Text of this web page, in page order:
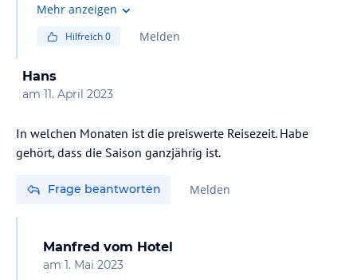
Mehr anzeigen
Hilfreich0 Melden
Hans
am 11. April 2023
In welchen Monaten ist die preiswerte Reisezeit. Habe
gehört, dass die Saison ganzjährig ist.
Frage beantworten Melden
Manfred vom Hotel
am 1. Mai 2023